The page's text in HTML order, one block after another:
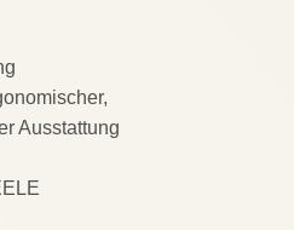
Ausstattung